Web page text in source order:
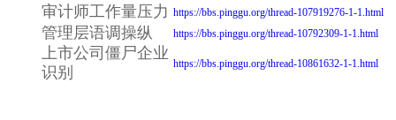
审计师工作量压力 https://bbs.pinggu.org/thread-107919276-1-1.html
管理层语调操纵 https://bbs.pinggu.org/thread-10792309-1-1.html
上市公司僵尸企业
识别
https://bbs.pinggu.org/thread-10861632-1-1.html